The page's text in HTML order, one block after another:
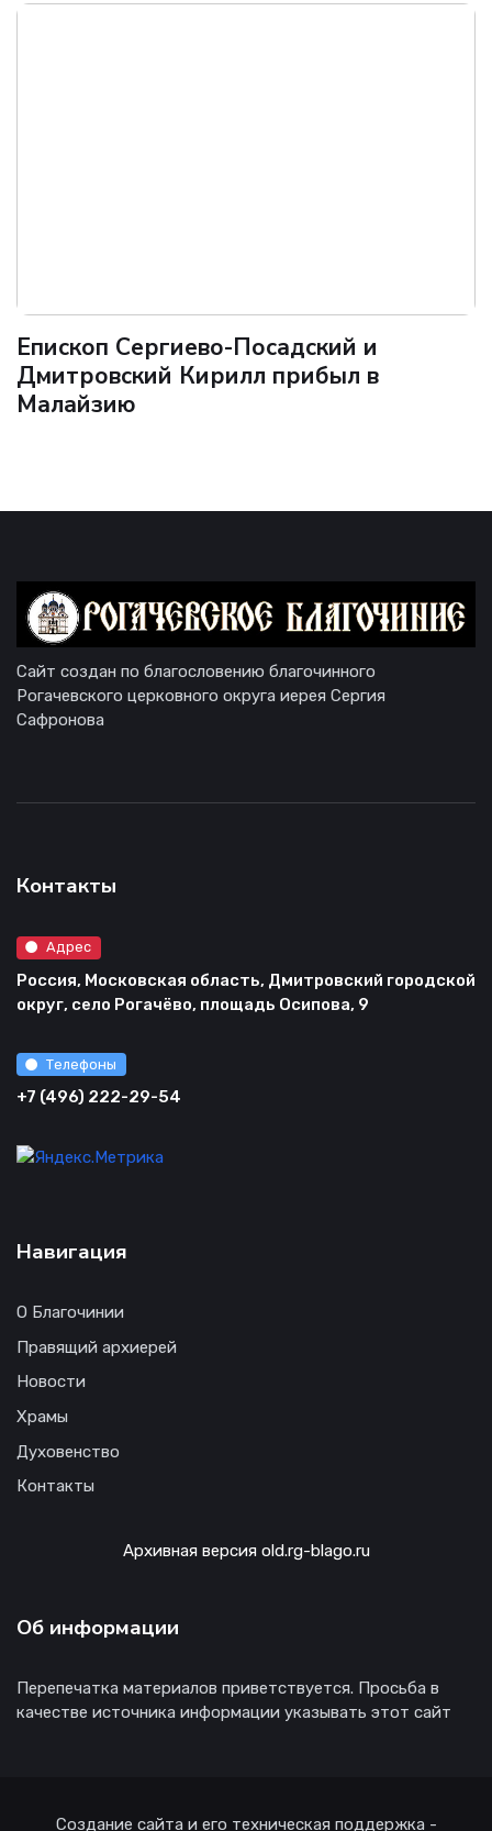
Епископ Сергиево-Посадский и
Дмитровский Кирилл прибыл в
Малайзию
Сайт создан по благословению благочинного
Рогачевского церковного округа иерея Сергия
Сафронова
Контакты
Адрес
Россия, Московская область, Дмитровский городской
округ, село Рогачёво, площадь Осипова, 9
Телефоны
+7 (496) 222-29-54
Навигация
О Благочинии
Правящий архиерей
Новости
Храмы
Духовенство
Контакты
Архивная версия old.rg-blago.ru
Об информации
Перепечатка материалов приветствуется. Просьба в
качестве источника информации указывать этот сайт
Создание сайта и его техническая поддержка -